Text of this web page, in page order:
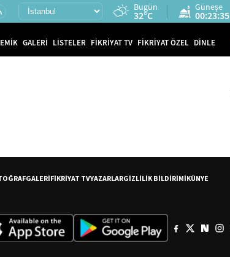
Bugün
32°C
Güneşe
00:23:34
GALERİ LİSTELER FİKRİYAT TV FİKRİYAT ÖZEL DİNLE
GALERİFİKRİYAT TVYAZARLARGİZLİLİK BİLDİRİMİKÜNYE